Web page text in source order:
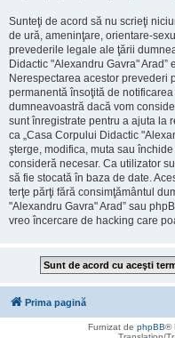
Sunteţi de acord să nu scrieţi
de ură, ameninţare, orientare-
prevederile legale ale ţării
Didactic "Alexandru Gavra"
Nerespectarea acestor prevederi
permanentă însoţită de
dumneavoastră dacă vom
sunt înregistrate pentru a ajuta la
ca „Casa Corpului Didactic
şterge, modifica, muta sau
consideră necesar. Ca utilizator
să fie stocată în baza de date.
terţe părţi fără consimţământul
"Alexandru Gavra" Arad” sau
vreo încercare de hacking care
Prima pagină
Furnizat de phpBB®